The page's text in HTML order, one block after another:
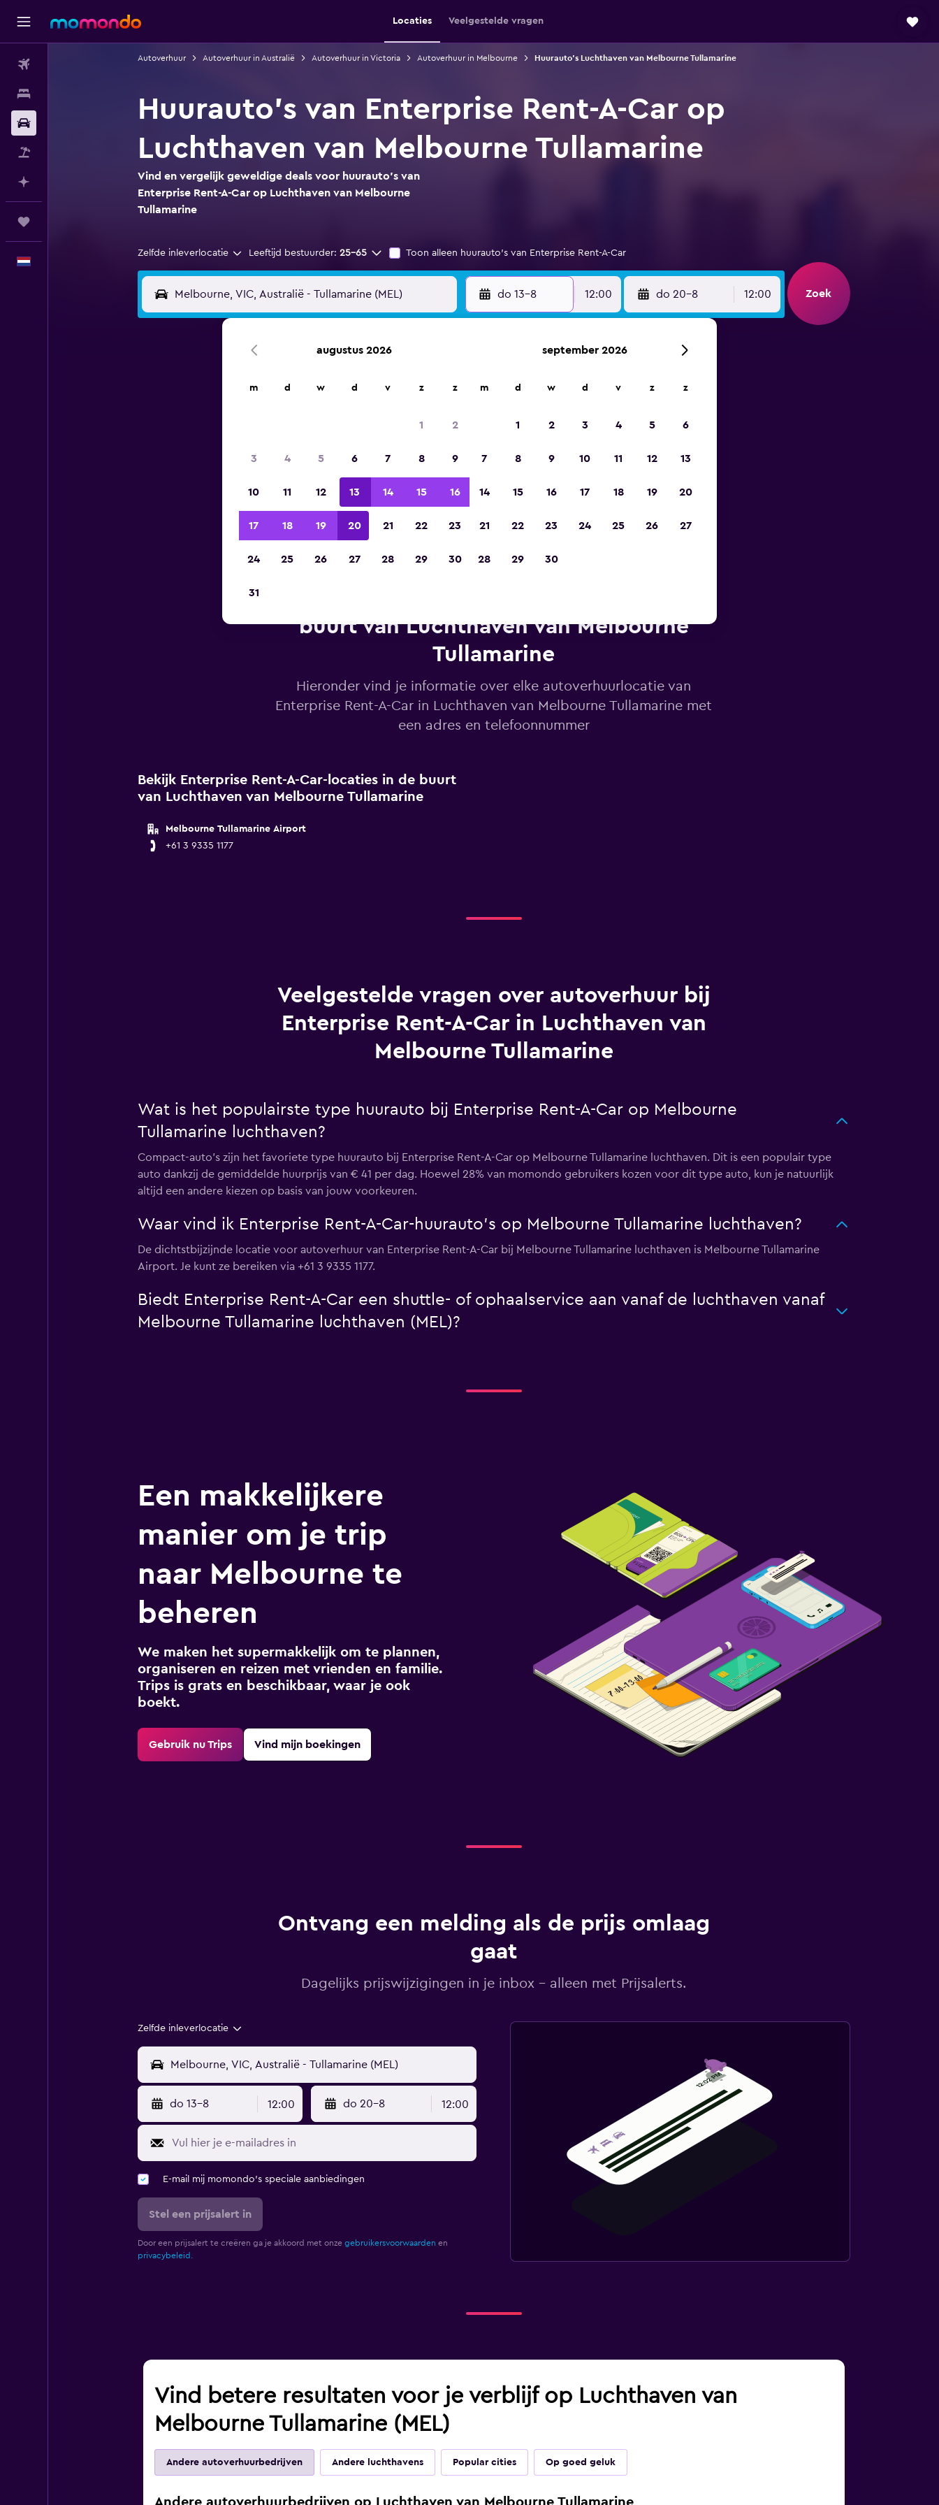
Locaties Veelgestelde vragen
Autoverhuur Autoverhuur in Australië Autoverhuur in Victoria Autoverhuur in Melbourne Huurauto's Luchthaven van Melbourne Tullamarine
Huurauto's van Enterprise Rent-A-Car op
Luchthaven van Melbourne Tullamarine
Vind en vergelijk geweldige deals voor huurauto's van
Enterprise Rent-A-Car op Luchthaven van Melbourne
Tullamarine
Zelfde inleverlocatie Leeftijd bestuurder: 25-65 Toon alleen huurauto's van Enterprise Rent-A-Car
do 13-8 12:00 do 20-8 12:00 Zoek
app 2023
buurt van Luchthaven van Melbourne
Tullamarine
Hieronder vind je informatie over elke autoverhuurlocatie van
Enterprise Rent-A-Car in Luchthaven van Melbourne Tullamarine met
een adres en telefoonnummer
Bekijk Enterprise Rent-A-Car-locaties in de buurt
van Luchthaven van Melbourne Tullamarine
Melbourne Tullamarine Airport
+61 3 9335 1177
Veelgestelde vragen over autoverhuur bij
Enterprise Rent-A-Car in Luchthaven van
Melbourne Tullamarine
Wat is het populairste type huurauto bij Enterprise Rent-A-Car op Melbourne
Tullamarine luchthaven?
Compact-auto's zijn het favoriete type huurauto bij Enterprise Rent-A-Car op Melbourne Tullamarine luchthaven. Dit is een populair type
auto dankzij de gemiddelde huurprijs van € 41 per dag. Hoewel 28% van momondo gebruikers kozen voor dit type auto, kun je natuurlijk
altijd een andere kiezen op basis van jouw voorkeuren.
Waar vind ik Enterprise Rent-A-Car-huurauto's op Melbourne Tullamarine luchthaven?
De dichtstbijzijnde locatie voor autoverhuur van Enterprise Rent-A-Car bij Melbourne Tullamarine luchthaven is Melbourne Tullamarine
Airport. Je kunt ze bereiken via +61 3 9335 1177.
Biedt Enterprise Rent-A-Car een shuttle- of ophaalservice aan vanaf de luchthaven vanaf
Melbourne Tullamarine luchthaven (MEL)?
Een makkelijkere
manier om je trip
naar Melbourne te
beheren
We maken het supermakkelijk om te plannen,
organiseren en reizen met vrienden en familie.
Trips is grats en beschikbaar, waar je ook
boekt.
Gebruik nu Trips Vind mijn boekingen
Ontvang een melding als de prijs omlaag
gaat
Dagelijks prijswijzigingen in je inbox - alleen met Prijsalerts.
Zelfde inleverlocatie
do 13-8 12:00 do 20-8 12:00
E-mail mij momondo's speciale aanbiedingen
Stel een prijsalert in
Door een prijsalert te creëren ga je akkoord met onze gebruikersvoorwaarden en
privacybeleid.
Vind betere resultaten voor je verblijf op Luchthaven van
Melbourne Tullamarine (MEL)
Andere autoverhuurbedrijven Andere luchthavens Popular cities Op goed geluk
Andere autoverhuurbedrijven op Luchthaven van Melbourne Tullamarine
augustus 2026
m d w d v z z
1 2
3 4 5 6 7 8 9
10 11 12 13 14 15 16
17 18 19 20 21 22 23
24 25 26 27 28 29 30
31
september 2026
m d w d v z z
1 2 3 4 5 6
7 8 9 10 11 12 13
14 15 16 17 18 19 20
21 22 23 24 25 26 27
28 29 30